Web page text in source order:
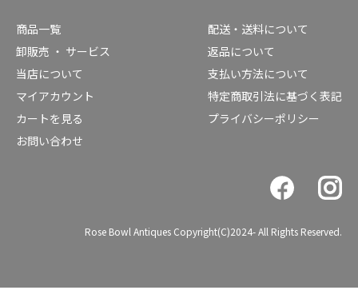
商品一覧
卸販売 ・ サービス
当店について
マイアカウント
カートを見る
お問い合わせ
配送・送料について
返品について
支払い方法について
特定商取引法に基づく表記
プライバシーポリシー
Rose Bowl Antiques Copyright(C)2024- All Rights Reserved.